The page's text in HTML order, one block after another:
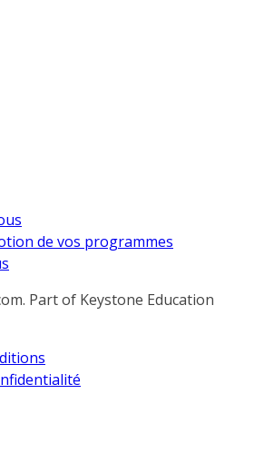
de vos programmes
Part of Keystone Education